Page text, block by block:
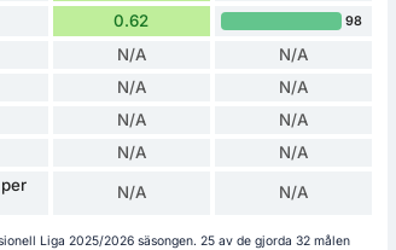
0.62 98
N/A N/A
N/A N/A
N/A N/A
N/A N/A
N/A N/A
Liga 2025/2026 säsongen. 25 av de gjorda 32 målen